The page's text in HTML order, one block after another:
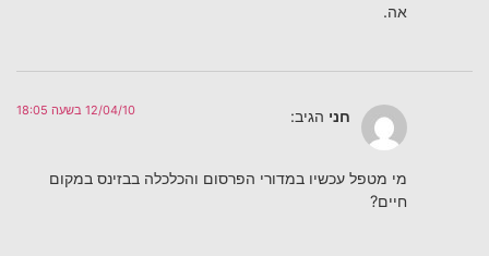
אה.
חני הגיב: 12/04/10 בשעה 18:05
מי מטפל עכשיו במדורי הפרסום והכלכלה בבזינס במקום
חיים?